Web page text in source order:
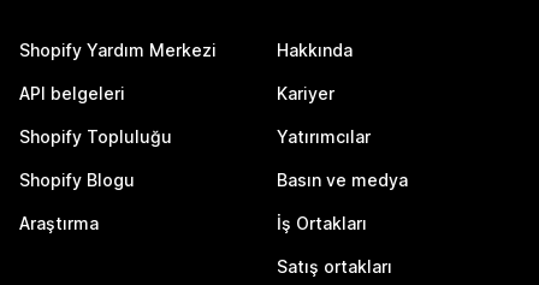
Shopify Yardım Merkezi
API belgeleri
Shopify Topluluğu
Shopify Blogu
Araştırma
Hakkında
Kariyer
Yatırımcılar
Basın ve medya
İş Ortakları
Satış ortakları